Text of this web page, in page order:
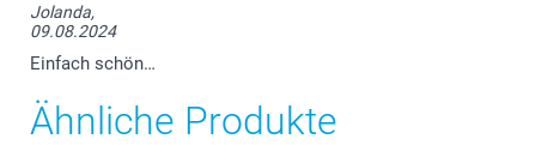
Jolanda,
09.08.2024
Einfach schön…
Ähnliche Produkte